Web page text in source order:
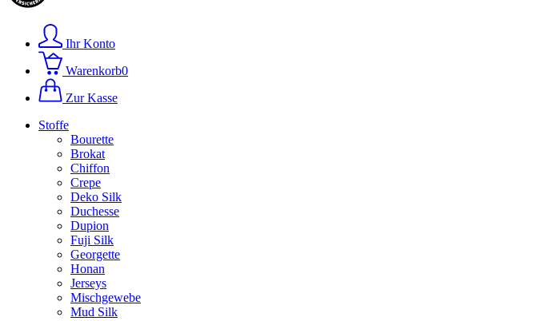
Ihr Konto
Warenkorb0
Zur Kasse
Stoffe
Bourette
Brokat
Chiffon
Crepe
Deko Silk
Duchesse
Dupion
Fuji Silk
Georgette
Honan
Jerseys
Mischgewebe
Mud Silk